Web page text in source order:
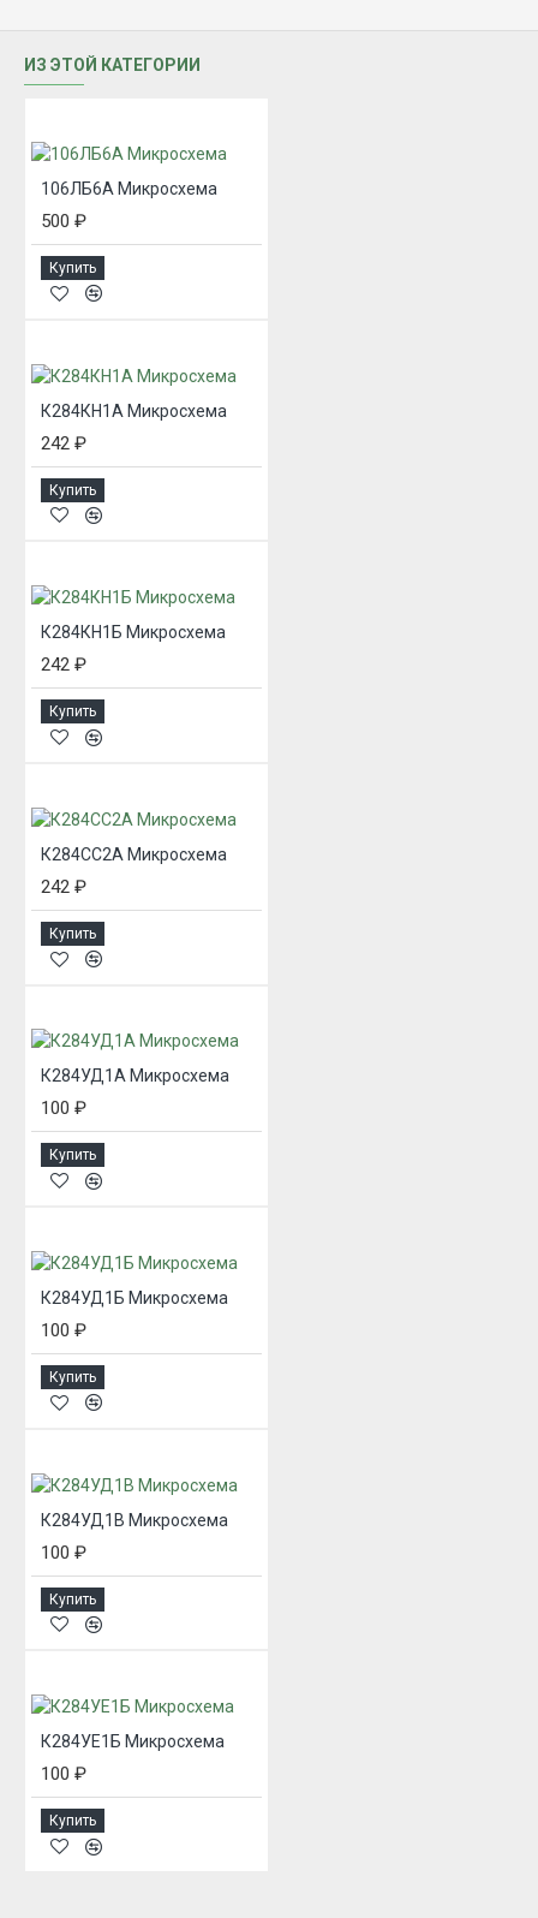
ИЗ ЭТОЙ КАТЕГОРИИ
106ЛБ6А Микросхема
500 ₽
Купить
К284КН1А Микросхема
242 ₽
Купить
К284КН1Б Микросхема
242 ₽
Купить
К284СС2А Микросхема
242 ₽
Купить
К284УД1А Микросхема
100 ₽
Купить
К284УД1Б Микросхема
100 ₽
Купить
К284УД1В Микросхема
100 ₽
Купить
К284УЕ1Б Микросхема
100 ₽
Купить